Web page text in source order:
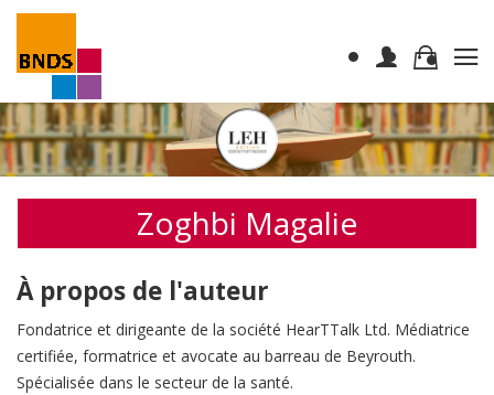
Zoghbi Magalie
À propos de l'auteur
Fondatrice et dirigeante de la société HearTTalk Ltd. Médiatrice
certifiée, formatrice et avocate au barreau de Beyrouth.
Spécialisée dans le secteur de la santé.